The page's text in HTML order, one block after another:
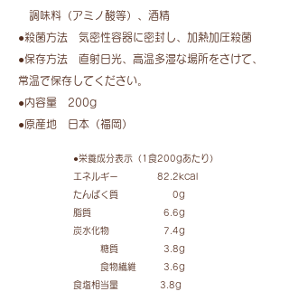
調味料（アミノ酸等）、酒精
●殺菌方法 気密性容器に密封し、加熱加圧殺菌
●保存方法 直射日光、高温多湿な場所をさけて、
常温で保存してください。
●内容量 200g
​●原産地 日本（福岡）
●栄養成分表示（1食200gあたり）
エネルギー 82.2kcal
たんぱく質 0g
脂質 6.6g
炭水化物 7.4g
糖質 3.8g
食物繊維 3.6g
食塩相当量 3.8g